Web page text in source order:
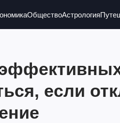
ОбществоАстрология
если